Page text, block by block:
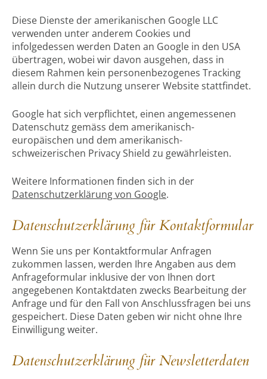
Diese Dienste der amerikanischen Google LLC
verwenden unter anderem Cookies und
infolgedessen werden Daten an Google in den USA
übertragen, wobei wir davon ausgehen, dass in
diesem Rahmen kein personenbezogenes Tracking
allein durch die Nutzung unserer Website stattfindet.
Google hat sich verpflichtet, einen angemessenen
Datenschutz gemäss dem amerikanisch-
europäischen und dem amerikanisch-
schweizerischen Privacy Shield zu gewährleisten.
Weitere Informationen finden sich in der
Datenschutzerklärung von Google.
Datenschutzerklärung für Kontaktformular
Wenn Sie uns per Kontaktformular Anfragen
zukommen lassen, werden Ihre Angaben aus dem
Anfrageformular inklusive der von Ihnen dort
angegebenen Kontaktdaten zwecks Bearbeitung der
Anfrage und für den Fall von Anschlussfragen bei uns
gespeichert. Diese Daten geben wir nicht ohne Ihre
Einwilligung weiter.
Datenschutzerklärung für Newsletterdaten